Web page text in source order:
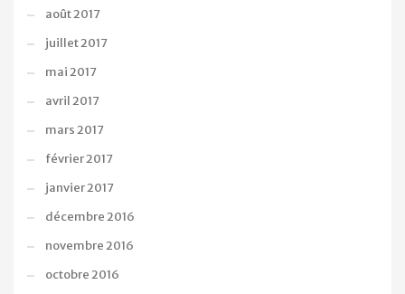
août 2017
juillet 2017
mai 2017
avril 2017
mars 2017
février 2017
janvier 2017
décembre 2016
novembre 2016
octobre 2016